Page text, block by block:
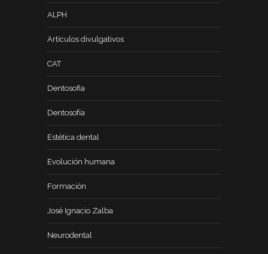
ALPH
Artículos divulgativos
CAT
Dentosofia
Dentosofía
Estética dental
Evolución humana
Formación
José Ignacio Zalba
Neurodental